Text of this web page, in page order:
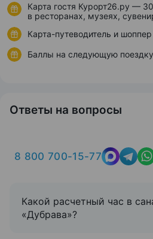
Карта гостя Курорт26.ру —
в ресторанах, музеях,
Карта-путеводитель и
Баллы на следующую поездку
Ответы на вопросы
8 800 700-15-77
Какой расчетный час в
«Дубрава»?